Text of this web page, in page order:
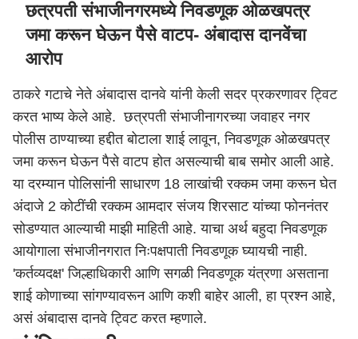
छत्रपती संभाजीनगरमध्ये निवडणूक ओळखपत्र
जमा करून घेऊन पैसे वाटप- अंबादास दानवेंचा
आरोप
ठाकरे गटाचे नेते अंबादास दानवे यांनी केली सदर प्रकरणावर ट्विट
करत भाष्य केले आहे. छत्रपती संभाजीनागरच्या जवाहर नगर
पोलीस ठाण्याच्या हद्दीत बोटाला शाई लावून, निवडणूक ओळखपत्र
जमा करून घेऊन पैसे वाटप होत असल्याची बाब समोर आली आहे.
या दरम्यान पोलिसांनी साधारण 18 लाखांची रक्कम जमा करून घेत
अंदाजे 2 कोटींची रक्कम आमदार संजय शिरसाट यांच्या फोननंतर
सोडण्यात आल्याची माझी माहिती आहे. याचा अर्थ बहुदा निवडणूक
आयोगाला संभाजीनगरात निःपक्षपाती निवडणूक घ्यायची नाही.
'कर्तव्यदक्ष' जिल्हाधिकारी आणि सगळी निवडणूक यंत्रणा असताना
शाई कोणाच्या सांगण्यावरून आणि कशी बाहेर आली, हा प्रश्न आहे,
असं अंबादास दानवे ट्विट करत म्हणाले.